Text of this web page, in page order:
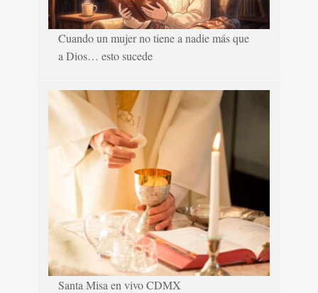
Cuando un mujer no tiene a nadie más que
a Dios… esto sucede
Santa Misa en vivo CDMX